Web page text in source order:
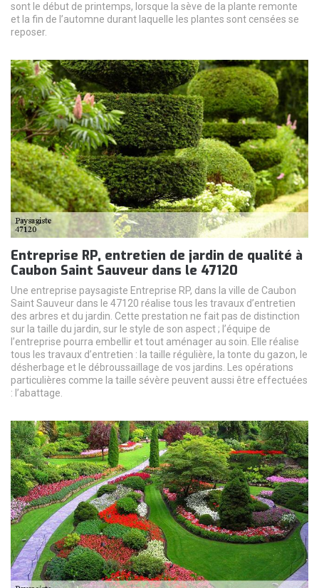
sont le début de printemps, lorsque la sève de la plante remonte
et la fin de l’automne durant laquelle les plantes sont censées se
reposer.
Entreprise RP, entretien de jardin de qualité à
Caubon Saint Sauveur dans le 47120
Une entreprise paysagiste Entreprise RP, dans la ville de Caubon
Saint Sauveur dans le 47120 réalise tous les travaux d’entretien
des arbres et du jardin. Cette prestation ne fait pas de distinction
sur la taille du jardin, sur le style de son aspect ; l’équipe de
l’entreprise pourra embellir et tout aménager au soin. Elle réalise
tous les travaux d’entretien : la taille régulière, la tonte du gazon, le
désherbage et le débroussaillage de vos jardins. Les opérations
particulières comme la taille sévère peuvent aussi être effectuées
: l’abattage.